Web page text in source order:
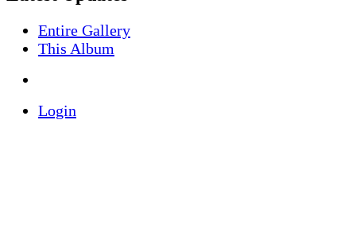
Entire Gallery
This Album
Login